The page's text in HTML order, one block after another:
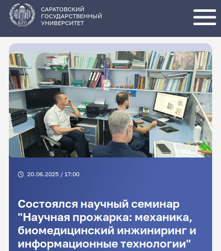
основному
содержанию
САРАТОВСКИЙ
ГОСУДАРСТВЕННЫЙ
УНИВЕРСИТЕТ
20.06.2025 / 17:00
Состоялся научный семинар
"Научная прожарка: механика,
биомедицинский инжиниринг и
информационные технологии"